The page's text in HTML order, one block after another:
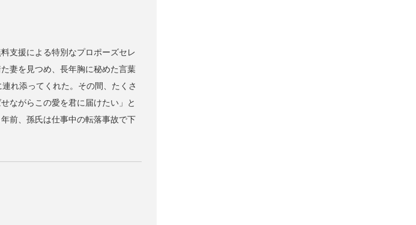
支援による特別なプロポーズセレ
妻を見つめ、長年胸に秘めた言葉
れ添ってくれた。その間、たくさ
ながらこの愛を君に届けたい」と
前、孫氏は仕事中の転落事故で下